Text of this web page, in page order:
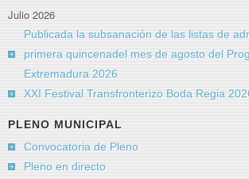
Julio 2026
Publicada la subsanación de las listas de
primera quincenadel mes de agosto del
Extremadura 2026
XXI Festival Transfronterizo Boda Regia
PLENO MUNICIPAL
Convocatoria de Pleno
Pleno en directo